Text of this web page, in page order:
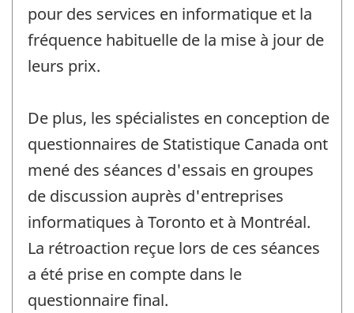
pour des services en informatique et la
fréquence habituelle de la mise à jour de
leurs prix.
De plus, les spécialistes en conception de
questionnaires de Statistique Canada ont
mené des séances d'essais en groupes
de discussion auprès d'entreprises
informatiques à Toronto et à Montréal.
La rétroaction reçue lors de ces séances
a été prise en compte dans le
questionnaire final.